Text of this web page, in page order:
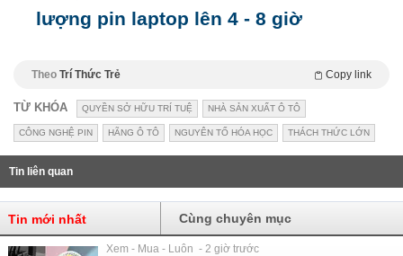
lượng pin laptop lên 4 - 8 giờ
Theo Trí Thức Trẻ Copy link
TỪ KHÓA QUYỀN SỞ HỮU TRÍ TUỆ NHÀ SẢN XUẤT Ô TÔ
CÔNG NGHỆ PIN HÃNG Ô TÔ NGUYÊN TỐ HÓA HỌC THÁCH THỨC LỚN
Tin liên quan
Tin mới nhất Cùng chuyên mục
Xem - Mua - Luôn - 2 giờ trước